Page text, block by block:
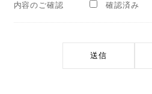
内容のご確認 確認済み